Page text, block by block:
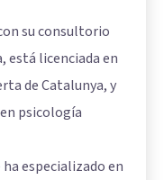
su consultorio
está licenciada en
de Catalunya, y
psicología
especializado en